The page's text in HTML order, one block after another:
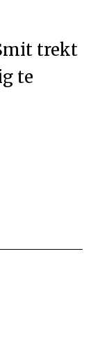
trekt
te